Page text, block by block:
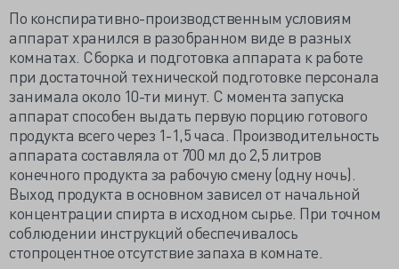
По конспиративно-производственным условиям
аппарат хранился в разобранном виде в разных
комнатах. Сборка и подготовка аппарата к работе
при достаточной технической подготовке персонала
занимала около 10-ти минут. С момента запуска
аппарат способен выдать первую порцию готового
продукта всего через 1-1,5 часа. Производительность
аппарата составляла от 700 мл до 2,5 литров
конечного продукта за рабочую смену (одну ночь).
Выход продукта в основном зависел от начальной
концентрации спирта в исходном сырье. При точном
соблюдении инструкций обеспечивалось
стопроцентное отсутствие запаха в комнате.